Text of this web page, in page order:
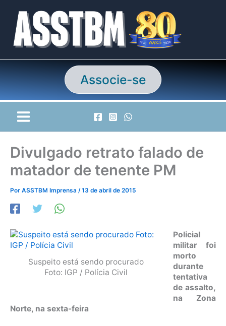
conteúdo
Associe-se
Divulgado retrato falado de
matador de tenente PM
Por ASSTBM Imprensa /13 de abril de 2015
Suspeito está sendo procurado
Foto: IGP / Polícia Civil
Policial
militar foi
morto
durante
tentativa
de assalto,
na Zona
Norte, na sexta-feira